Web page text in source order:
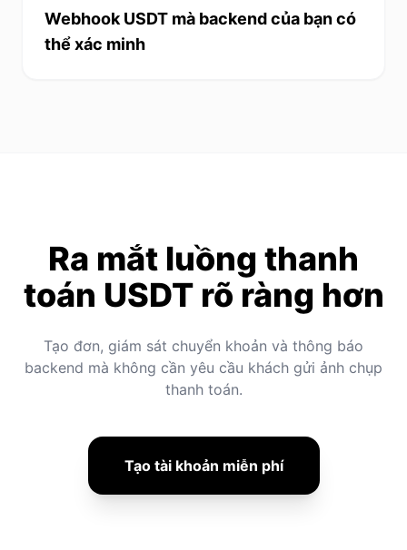
Webhook USDT mà backend của bạn có
thể xác minh
Ra mắt luồng thanh
toán USDT rõ ràng hơn
Tạo đơn, giám sát chuyển khoản và thông báo
backend mà không cần yêu cầu khách gửi ảnh chụp
thanh toán.
Tạo tài khoản miễn phí